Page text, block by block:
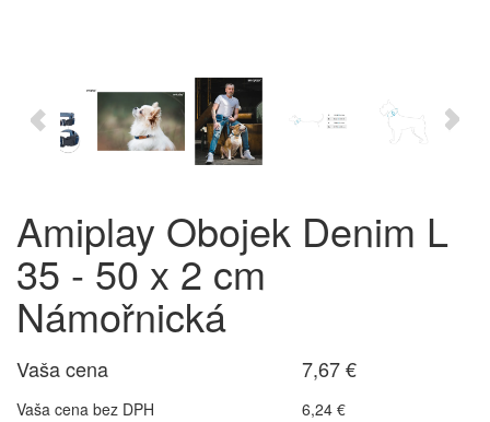
Amiplay Obojek Denim L
35 - 50 x 2 cm
Námořnická
Vaša cena 7,67 €
Vaša cena bez DPH
6,24 €